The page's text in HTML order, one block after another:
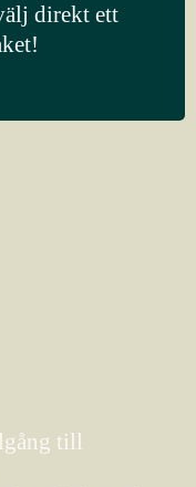
direkt ett
till